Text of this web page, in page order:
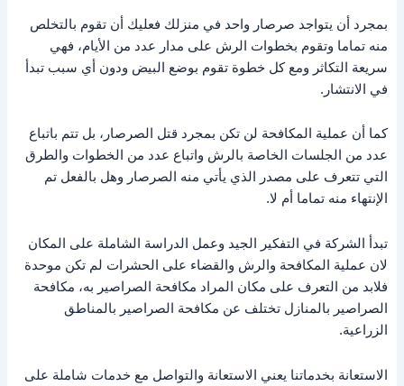
بمجرد أن يتواجد صرصار واحد في منزلك فعليك أن تقوم بالتخلص
منه تماما وتقوم بخطوات الرش على مدار عدد من الأيام، فهي
سريعة التكاثر ومع كل خطوة تقوم بوضع البيض ودون أي سبب تبدأ
في الانتشار.
كما أن عملية المكافحة لن تكن بمجرد قتل الصرصار، بل تتم باتباع
عدد من الجلسات الخاصة بالرش واتباع عدد من الخطوات والطرق
التي تتعرف على مصدر الذي يأتي منه الصرصار وهل بالفعل تم
الإنتهاء منه تماما أم لا.
تبدأ الشركة في التفكير الجيد وعمل الدراسة الشاملة على المكان
لان عملية المكافحة والرش والقضاء على الحشرات لم تكن موحدة
فلابد من التعرف على مكان المراد مكافحة الصراصير به، مكافحة
الصراصير بالمنازل تختلف عن مكافحة الصراصير بالمناطق
الزراعية.
الاستعانة بخدماتنا يعني الاستعانة والتواصل مع خدمات شاملة على